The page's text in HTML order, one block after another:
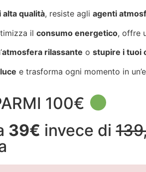
alta qualità, resiste agli agenti
il consumo energetico, offre
atmosfera rilassante o stupire i tuoi
e trasforma ogni momento in
100€
39€ invece di